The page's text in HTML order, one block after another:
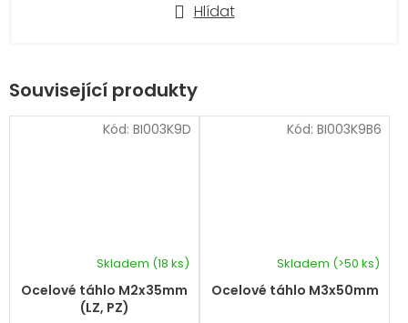
Hlídat
Související produkty
Ocelové táhlo M2x35mm
(LZ, PZ)
Skladem (18 ks)
Kód: BI003K9D
Ocelové táhlo M3x50mm
Skladem (>50 ks)
Kód: BI003K9B6